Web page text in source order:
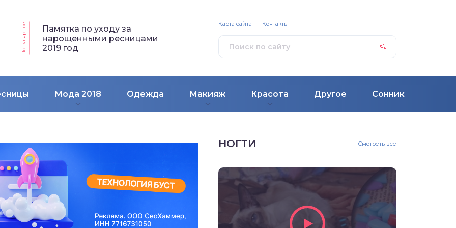
Популярное
Памятка по уходу за
нарощенными ресницами
2019 год
Мода 2018 Одежда Макияж Красота Другое Сонник
Карта сайта Контакты
НОГТИ Смотреть все